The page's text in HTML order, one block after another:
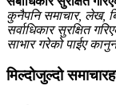
कुनैपनि समाचार, लेख,
सर्वाधिकार सुरक्षित
साभार गरेको पाईए
मिल्दोजुल्दो